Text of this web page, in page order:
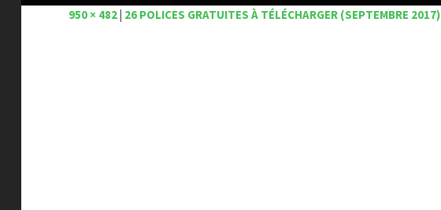
950 × 482| 26 POLICES GRATUITES À TÉLÉCHARGER (SEPTEMBRE 2017)